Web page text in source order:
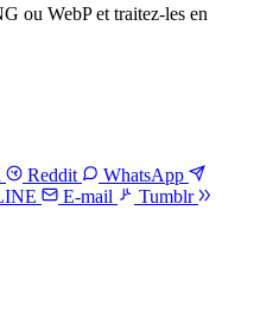
ou WebP et traitez-les en
Reddit
WhatsApp
E-mail
Tumblr